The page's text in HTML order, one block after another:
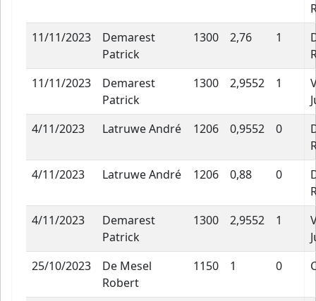
11/11/2023
Demarest
Patrick
1300 2,76 1
11/11/2023
Demarest
Patrick
1300 2,9552 1
4/11/2023
Latruwe André 1206 0,9552 0
4/11/2023
Latruwe André 1206 0,88 0
4/11/2023
Demarest
Patrick
1300 2,9552 1
25/10/2023
De Mesel
Robert
1150 1 0